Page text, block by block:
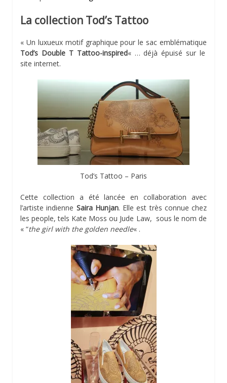
La collection Tod’s Tattoo
« Un luxueux motif graphique pour le sac emblématique
Tod’s Double T Tattoo-inspired« … déjà épuisé sur le
site internet.
Tod’s Tattoo – Paris
Cette collection a été lancée en collaboration avec
l’artiste indienne Saira Hunjan. Elle est très connue chez
les people, tels Kate Moss ou Jude Law, sous le nom de
« “the girl with the golden needle« .